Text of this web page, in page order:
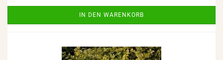
IN DEN WARENKORB